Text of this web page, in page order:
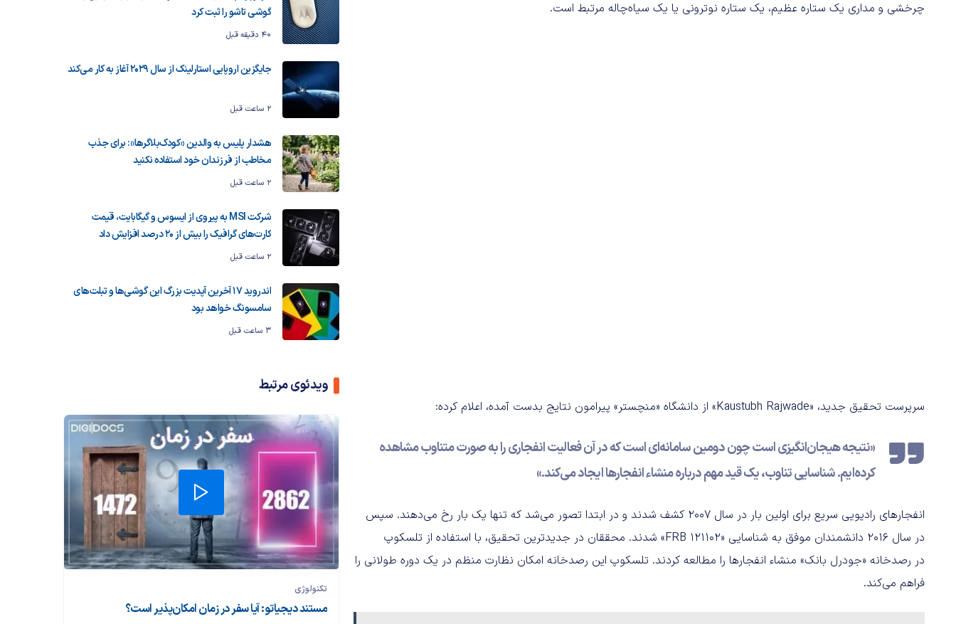
گوشی تاشو را ثبت کرد
40 دقیقه قبل
جایگزین اروپایی استارلینک از سال ۲۰۲۹ آغاز به کار می‌کند
2 ساعت قبل
هشدار پلیس به والدین «کودک‌بلاگرها»: برای جذب
مخاطب از فرزندان خود استفاده نکنید
2 ساعت قبل
شرکت MSI به پیروی از ایسوس و گیگابایت، قیمت
کارت‌های گرافیک را بیش از ۲۰ درصد افزایش داد
2 ساعت قبل
اندروید ۱۷ آخرین آپدیت بزرگ این گوشی‌ها و تبلت‌های
سامسونگ خواهد بود
3 ساعت قبل
ویدئوی مرتبط
تکنولوژی
مستند دیجیاتو: آیا سفر در زمان امکان‌پذیر است؟
چرخشی و مداری یک ستاره عظیم، یک ستاره نوترونی یا یک سیاه‌چاله مرتبط است.
سرپرست تحقیق جدید، «Kaustubh Rajwade» از دانشگاه «منچستر» پیرامون نتایج بدست آمده، اعلام کرده:
«نتیجه هیجان‌انگیزی است چون دومین سامانه‌ای است که در آن فعالیت انفجاری را به صورت متناوب مشاهده
کرده‌ایم. شناسایی تناوب، یک قید مهم درباره منشاء انفجارها ایجاد می‌کند.»
انفجارهای رادیویی سریع برای اولین بار در سال ۲۰۰۷ کشف شدند و در ابتدا تصور می‌شد که تنها یک بار رخ می‌دهند. سپس
در سال ۲۰۱۶ دانشمندان موفق به شناسایی «FRB 121102» شدند. محققان در جدیدترین تحقیق، با استفاده از تلسکوپ
در رصدخانه «جودرل بانک» منشاء انفجارها را مطالعه کردند. تلسکوپ این رصدخانه امکان نظارت منظم در یک دوره طولانی را
فراهم می‌کند.